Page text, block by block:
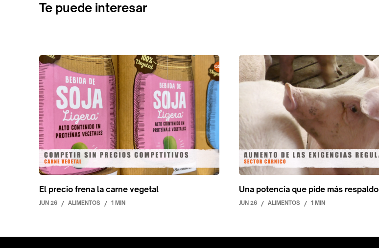
Te puede interesar
El precio frena la carne vegetal
JUN 26 / ALIMENTOS / 1 MIN
Una potencia que pide más respaldo
JUN 26 / ALIMENTOS / 1 MIN